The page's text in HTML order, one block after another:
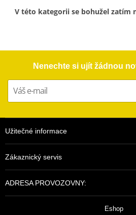
V této kategorii se bohužel zatím
Nenechte si ujít žádnou
Užitečné informace
Zákaznický servis
ADRESA PROVOZOVNY:
Eshop